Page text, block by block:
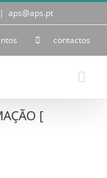
| aps@aps.pt
contactos
[